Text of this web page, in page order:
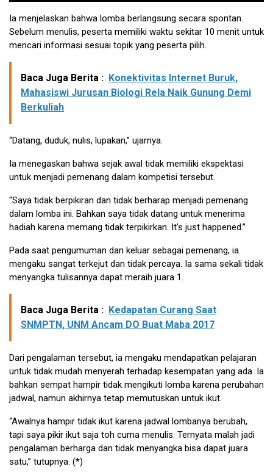
Ia menjelaskan bahwa lomba berlangsung secara spontan.
Sebelum menulis, peserta memiliki waktu sekitar 10 menit untuk
mencari informasi sesuai topik yang peserta pilih.
Baca Juga Berita : Konektivitas Internet Buruk,
Mahasiswi Jurusan Biologi Rela Naik Gunung Demi
Berkuliah
“Datang, duduk, nulis, lupakan,” ujarnya.
Ia menegaskan bahwa sejak awal tidak memiliki ekspektasi
untuk menjadi pemenang dalam kompetisi tersebut.
“Saya tidak berpikiran dan tidak berharap menjadi pemenang
dalam lomba ini. Bahkan saya tidak datang untuk menerima
hadiah karena memang tidak terpikirkan. It’s just happened.”
Pada saat pengumuman dan keluar sebagai pemenang, ia
mengaku sangat terkejut dan tidak percaya. Ia sama sekali tidak
menyangka tulisannya dapat meraih juara 1.
Baca Juga Berita : Kedapatan Curang Saat
SNMPTN, UNM Ancam DO Buat Maba 2017
Dari pengalaman tersebut, ia mengaku mendapatkan pelajaran
untuk tidak mudah menyerah terhadap kesempatan yang ada. Ia
bahkan sempat hampir tidak mengikuti lomba karena perubahan
jadwal, namun akhirnya tetap memutuskan untuk ikut.
“Awalnya hampir tidak ikut karena jadwal lombanya berubah,
tapi saya pikir ikut saja toh cuma menulis. Ternyata malah jadi
pengalaman berharga dan tidak menyangka bisa dapat juara
satu,” tutupnya. (*)